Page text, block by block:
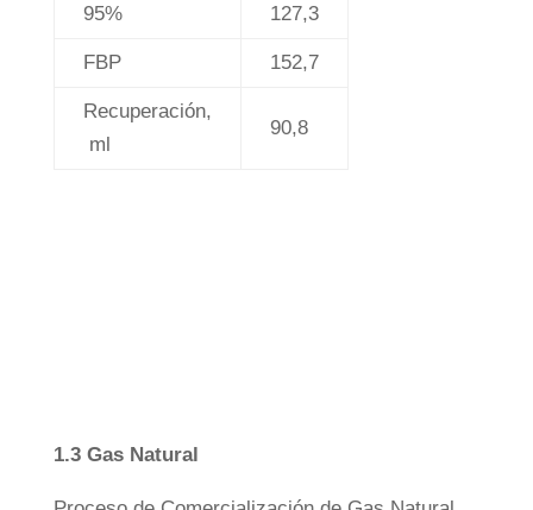
95% 127,3
FBP 152,7
Recuperación,
ml
90,8
1.3Gas Natural